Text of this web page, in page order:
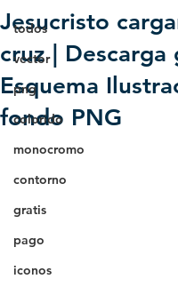
todos
vector
png
colorido
monocromo
contorno
gratis
pago
iconos
Jesucristo
cruz | Descarga
Esquema
fondo PNG